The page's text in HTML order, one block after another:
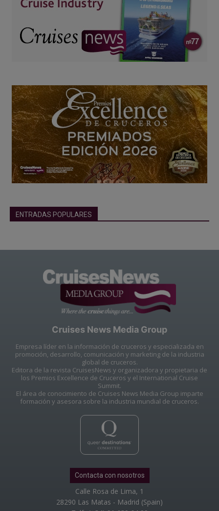
ENTRADAS POPULARES
Cruises News Media Group
Empresa líder en la información de cruceros y especializada en
promoción, desarrollo, comunicación y marketing de la industria
global de cruceros.
Editora de la revista CruisesNews y organizadora y propietaria de
los Premios Excellence de Cruceros y el International Cruise
Summit.
El área de conocimiento de Cruises News Media Group imparte
formación y asesora sobre la industria mundial de cruceros.
Contacta con nosotros
Calle Rosa de Lima, 1
28290 Las Matas - Madrid (Spain)